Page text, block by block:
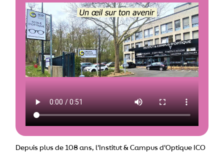
Depuis plus de 108 ans, l'Institut & Campus d'Optique ICO